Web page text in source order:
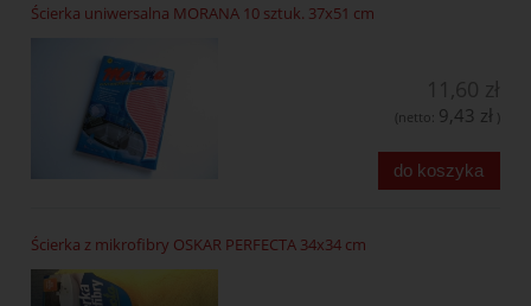
Ścierka uniwersalna MORANA 10 sztuk. 37x51 cm
(netto: 9,43 zł )
do koszyka
Ścierka z mikrofibry OSKAR PERFECTA 34x34 cm